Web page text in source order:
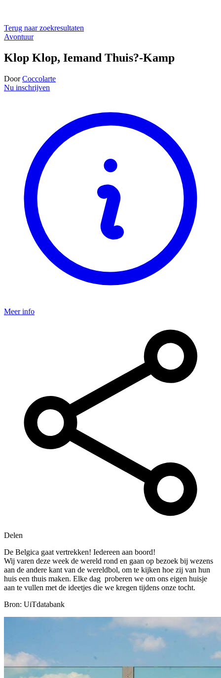
Terug naar zoekresultaten
Avontuur
Klop Klop, Iemand Thuis?-Kamp
Door Coccolarte
Nu inschrijven
Meer info
Delen
De Belgica gaat vertrekken! Iedereen aan boord!
Wij varen deze week de wereld rond en gaan op bezoek bij wezens
aan de andere kant van de wereldbol, om te kijken hoe zij van hun
huis een thuis maken. Elke dag proberen we om ons eigen huisje
aan te vullen met de ideetjes die we kregen tijdens onze tocht.
Bron: UiTdatabank